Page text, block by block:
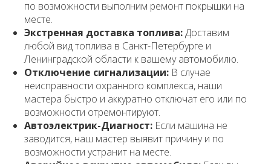
по возможности выполним ремонт покрышки на
месте.
Экстренная доставка топлива:Доставим
любой вид топлива в Санкт-Петербурге и
Ленинградской области к вашему автомобилю.
Отключение сигнализации: В случае
неисправности охранного комплекса, наши
мастера быстро и аккуратно отключат его или по
возможности отремонтируют.
Автоэлектрик-Диагност: Если машина не
заводится, наш мастер выявит причину и по
возможности устранит на месте.